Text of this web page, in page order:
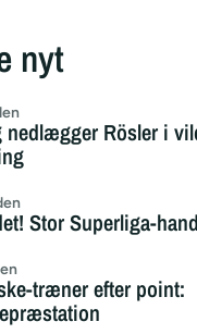
nyt
nedlægger Rösler i
Stor Superliga-
træner efter point: